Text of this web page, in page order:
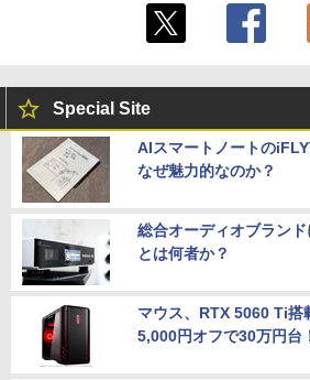
Special Site
AIスマートノートの
なぜ魅力的なのか？
総合オーディオブラン
とは何者か？
マウス、RTX 5060 Ti搭
5,000円オフで30万円台